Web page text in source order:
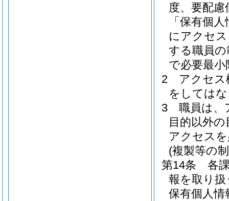
度、要配
「保有個
にアクセ
する職員
で必要最
2
アクセ
をしては
3
職員は、
目的以外
アクセス
(複製等の
第14条
各
報を取り
保有個人